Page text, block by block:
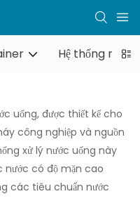
Hệ thống
uống, được thiết kế cho
công nghiệp và nguồn
xử lý nước uống này
nước có độ mặn cao
các tiêu chuẩn nước